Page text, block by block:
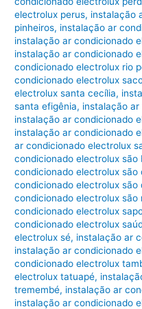
electrolux perus, instalação
pinheiros, instalação ar
instalação ar condicionado
instalação ar condicionado
condicionado electrolux rio
condicionado electrolux
electrolux santa cecília,
santa efigênia, instalação
instalação ar condicionado
instalação ar condicionado
ar condicionado electrolux
condicionado electrolux são
condicionado electrolux são
condicionado electrolux são
condicionado electrolux são
condicionado electrolux
condicionado electrolux
electrolux sé, instalação ar
instalação ar condicionado
condicionado electrolux
electrolux tatuapé,
tremembé, instalação ar
instalação ar condicionado